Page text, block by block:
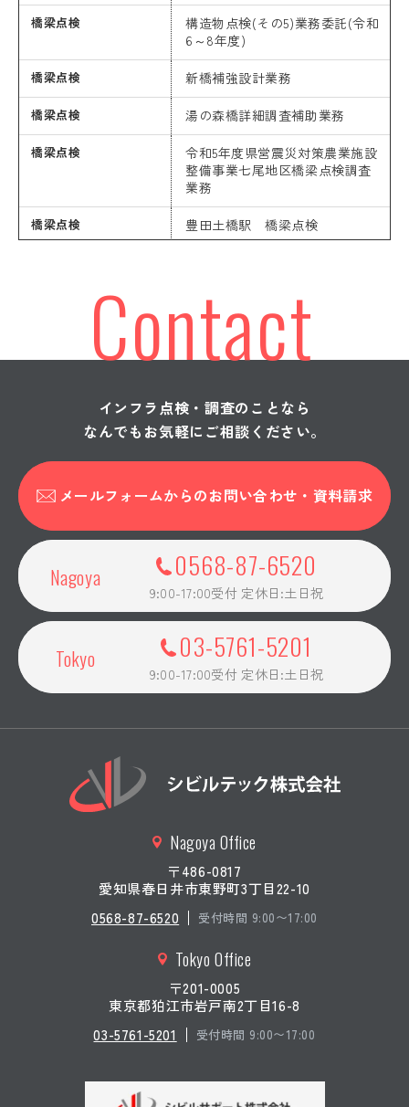
橋梁点検
構造物点検(その5)業務委託(令和
6～8年度)
橋梁点検 新橋補強設計業務
橋梁点検 湯の森橋詳細調査補助業務
橋梁点検
令和5年度県営震災対策農業施設
整備事業七尾地区橋梁点検調査
業務
橋梁点検 豊田土橋駅 橋梁点検
むつみ橋橋梁補修設計
下立用水東支線地区調査業務
新橋橋梁補修設計業務
業務委託
橋梁点検 相生橋 詳細調査
橋梁点検 橋梁点検補助業務
橋梁点検
橋梁補修工事の内橋梁点検業務
委託(その3)
橋梁点検
令和7年度 道路橋梁維持事業
黒俣橋外橋梁点検業務委託
橋梁点検
2025年度 多治見・岐阜・名古
設計業務
橋梁点検
ンス国庫補助事業(市)積志笠井
線(積志笠井線２号線)外道路橋
定期点検業務
ス国庫補助事業(国)152号空沢橋
点検業務委託
令和7年度(債務)道路メンテナン
ス国庫補助事業(-)瀬戸佐久米線
新瀬戸橋外道路橋定期点検業務
Contact
インフラ点検・調査のことなら
なんでもお気軽にご相談ください。
メールフォームからのお問い合わせ・資料請求
Nagoya 0568-87-6520
9:00-17:00受付 定休日:土日祝
Tokyo 03-5761-5201
9:00-17:00受付 定休日:土日祝
Nagoya Office
〒486-0817
愛知県春日井市東野町3丁目22-10
0568-87-6520
受付時間 9:00〜17:00
Tokyo Office
〒201-0005
東京都狛江市岩戸南2丁目16-8
03-5761-5201
受付時間 9:00〜17:00